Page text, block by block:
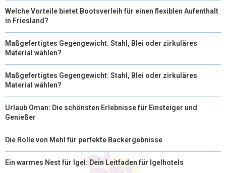
Welche Vorteile bietet Bootsverleih für einen flexiblen Aufenthalt
in Friesland?
Maßgefertigtes Gegengewicht: Stahl, Blei oder zirkuläres
Material wählen?
Maßgefertigtes Gegengewicht: Stahl, Blei oder zirkuläres
Material wählen?
Urlaub Oman: Die schönsten Erlebnisse für Einsteiger und
Genießer
Die Rolle von Mehl für perfekte Backergebnisse
Ein warmes Nest für Igel: Dein Leitfaden für Igelhotels